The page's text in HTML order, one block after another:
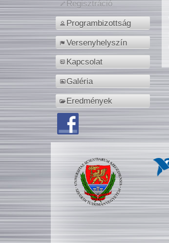
Regisztráció
Programbizottság
Versenyhelyszín
Kapcsolat
Galéria
Eredmények